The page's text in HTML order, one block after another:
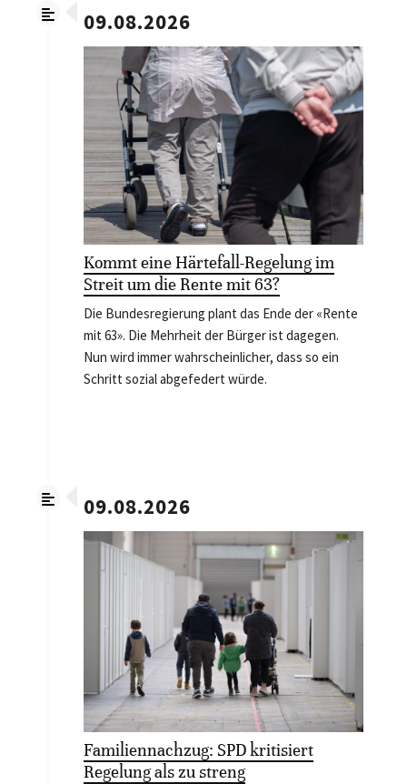
09.08.2026
Kommt eine Härtefall-Regelung im
Streit um die Rente mit 63?
Die Bundesregierung plant das Ende der «Rente
mit 63». Die Mehrheit der Bürger ist dagegen.
Nun wird immer wahrscheinlicher, dass so ein
Schritt sozial abgefedert würde.
09.08.2026
Familiennachzug: SPD kritisiert
Regelung als zu streng